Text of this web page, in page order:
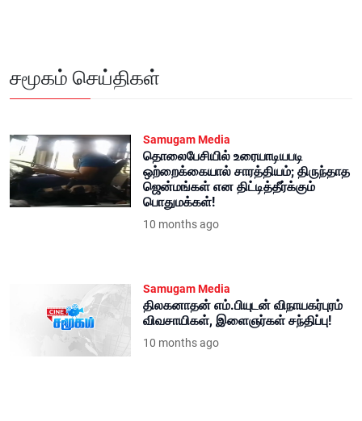
சமூகம் செய்திகள்
Samugam Media
தொலைபேசியில் உரையாடியபடி
ஒற்றைக்கையால் சாரத்தியம்; திருந்தாத
ஜென்மங்கள் என திட்டித்தீர்க்கும்
பொதுமக்கள்!
10 months ago
Samugam Media
திலகனாதன் எம்.பியுடன் விநாயகர்புரம்
விவசாயிகள், இளைஞர்கள் சந்திப்பு!
10 months ago